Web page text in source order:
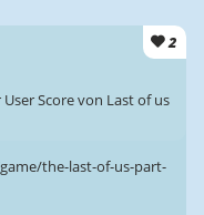
2
Score von Last of us
the-last-of-us-part-